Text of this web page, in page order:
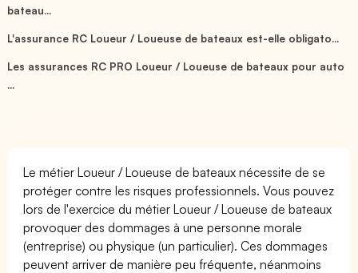
bateau...
L'assurance RC Loueur / Loueuse de bateaux est-elle obligato...
Les assurances RC PRO Loueur / Loueuse de bateaux pour auto
...
Le métier Loueur / Loueuse de bateaux nécessite de se
protéger contre les risques professionnels. Vous pouvez
lors de l'exercice du métier Loueur / Loueuse de bateaux
provoquer des dommages à une personne morale
(entreprise) ou physique (un particulier). Ces dommages
peuvent arriver de manière peu fréquente, néanmoins